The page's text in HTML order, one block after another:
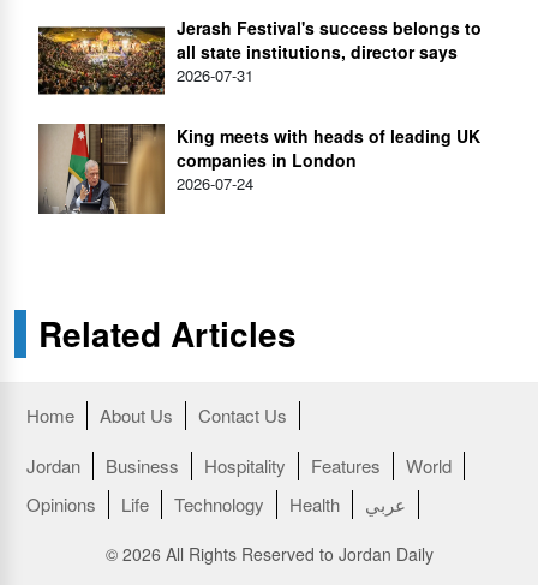
Jerash Festival's success belongs to
all state institutions, director says
2026-07-31
King meets with heads of leading UK
companies in London
2026-07-24
Related Articles
Home About Us
Contact Us
Jordan
Business Hospitality Features
World
Opinions
Life Technology Health عربي
© 2026 All Rights Reserved to Jordan Daily